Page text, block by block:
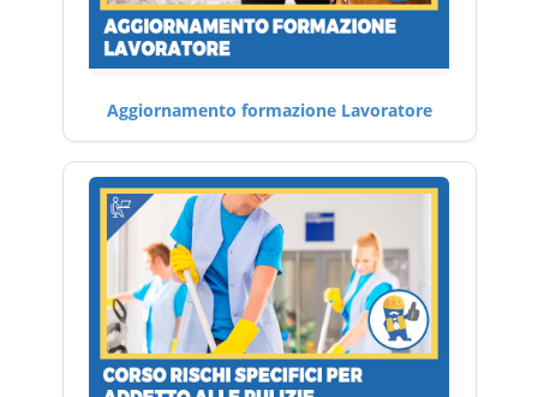
Aggiornamento formazione Lavoratore